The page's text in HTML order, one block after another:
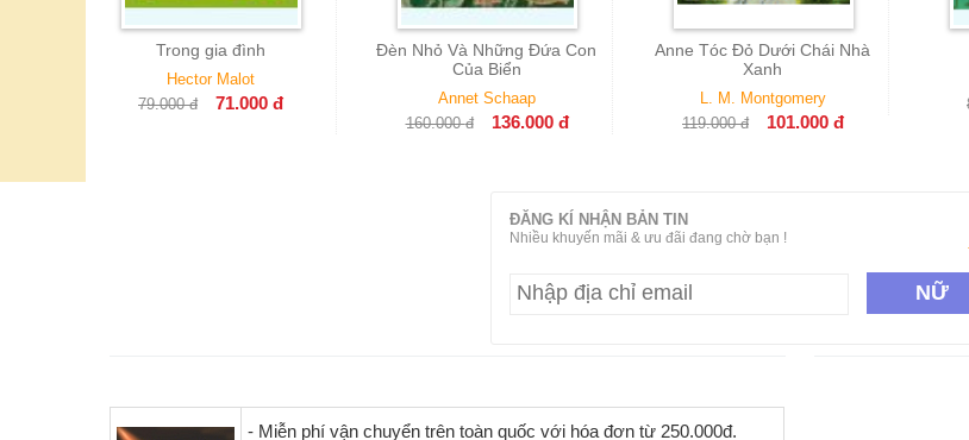
Đèn Nhỏ Và Những Đứa Con
Annet Schaap
Anne Tóc Đỏ Dưới Chái Nhà
L. M. Montgomery
119.000 đ 101.000
Cá Linh Đi Học
Lê Quang Trạng
86.000 đ
ĐĂNG KÍ NHẬN BẢN TIN
Nhiều khuyến mãi & ưu đãi đang chờ bạn !
NỮ
- Miễn phí vận chuyển trên toàn quốc với hóa đơn từ 250.000đ.